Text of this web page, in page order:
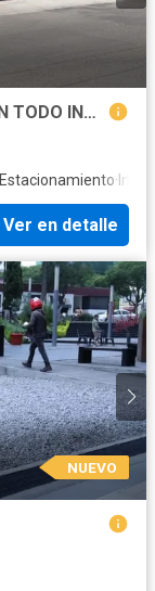
MAGNIFICOS LOFTS A ESTRENAR CON TODO INCLUIDO
Estacionamiento·
Ver en detalle
NUEVO